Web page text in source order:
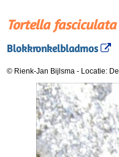
Tortella fasciculata
Blokkronkelbladmos
© Rienk-Jan Bijlsma - Locatie: